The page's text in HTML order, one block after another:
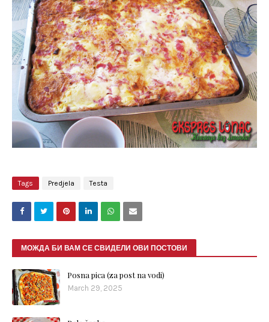
Tags Predjela Testa
МОЖДА БИ ВАМ СЕ СВИДЕЛИ ОВИ ПОСТОВИ
Posna pica (za post na vodi)
March 29, 2025